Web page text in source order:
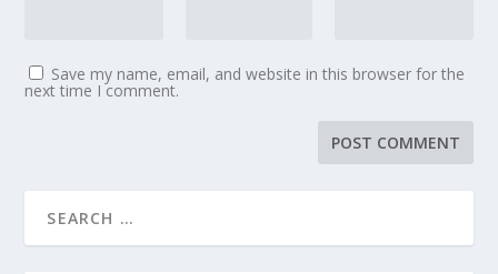
Save my name, email, and website in this browser for the
next time I comment.